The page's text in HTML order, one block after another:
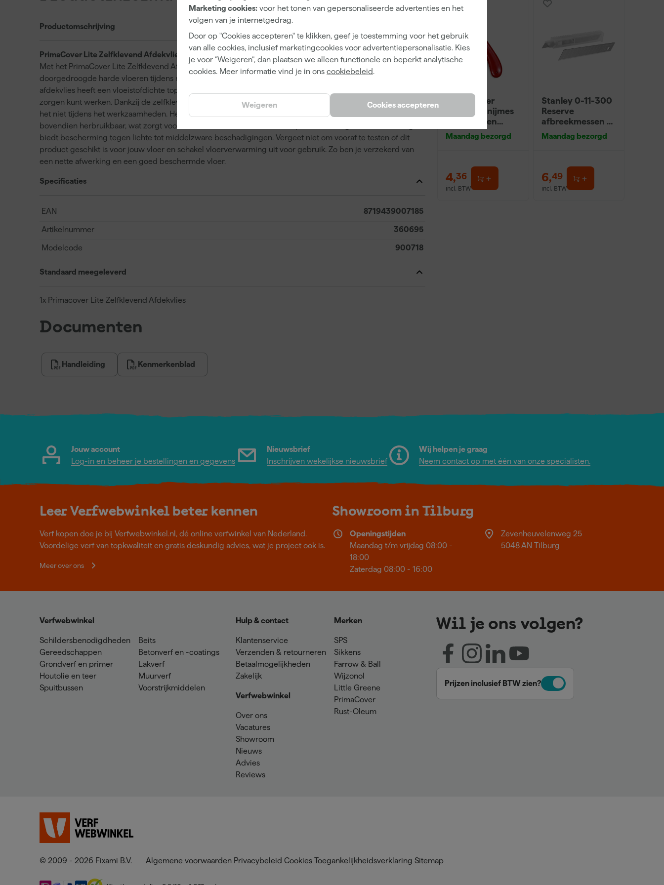
Marketing cookies: voor het tonen van gepersonaliseerde advertenties en het
volgen van je internetgedrag.
Door op "Cookies accepteren" te klikken, geef je toestemming voor het gebruik
van alle cookies, inclusief marketingcookies voor advertentiepersonalisatie. Kies
je voor "Weigeren", dan plaatsen we alleen functionele en beperkt analytische
cookies. Meer informatie vind je in ons cookiebeleid.
Cookies accepteren
Weigeren
Productomschrijving
PrimaCover Lite Zelfklevend Afdekvlies 1 x 25 m
Met het PrimaCover Lite Zelfklevend Afdekvlies 1 x 25 m zorg je voor een betrouwbare bescherming van
doorgedroogde harde vloeren tijdens montage, schilderwerken en andere lichte werkzaamheden. Dit
afdekvlies heeft een vloeistofdichte toplaag die voorkomt dat verf of vuil in de vloer dringt, zodat je zonder
zorgen kunt werken. Dankzij de zelfklevende onderzijde blijft het vlies goed op zijn plek liggen en verschuift
het niet tijdens het werkzaamheden. Het materiaal is gemaakt van gerecyclede polyestervezels en is
bovendien herbruikbaar, wat zorgt voor een duurzamere keuze. De dempende werking van de onderlaag
biedt bescherming tegen lichte tot middelzware beschadigingen. Vergeet niet om vooraf te testen of dit
product geschikt is voor jouw vloer en schakel vloerverwarming uit voor gebruik. Zo ben je verzekerd van
een nette afwerking en een goed beschermde vloer.
Specificaties
EAN 8719439007185
Artikelnummer 360695
Modelcode 900718
Standaard meegeleverd
1x Primacover Lite Zelfklevend Afdekvlies
Documenten
Handleiding Kenmerkenblad
PrimaCover
900280 Snijmes
voor folie en
afdekvlies
Maandag bezorgd
4,36
incl. BTW
Stanley 0-11-300
Reserve
afbreekmessen -
9mm (10st)
Maandag bezorgd
6,49
incl. BTW
Jouw account
Log-in en beheer je bestellingen en gegevens
Nieuwsbrief
Inschrijven wekelijkse nieuwsbrief
Wij helpen je graag
Neem contact op met één van onze specialisten.
Leer Verfwebwinkel beter kennen
Verf kopen doe je bij Verfwebwinkel.nl, dé online verfwinkel van Nederland.
Voordelige verf van topkwaliteit en gratis deskundig advies, wat je project ook is.
Meer over ons
Showroom in Tilburg
Openingstijden
Maandag t/m vrijdag 08:00 -
18:00
Zaterdag 08:00 - 16:00
Zevenheuvelenweg 25
5048 AN Tilburg
Verfwebwinkel
Schildersbenodigdheden
Gereedschappen
Grondverf en primer
Houtolie en teer
Spuitbussen
Beits
Betonverf en -coatings
Lakverf
Muurverf
Voorstrijkmiddelen
Hulp & contact
Klantenservice
Verzenden & retourneren
Betaalmogelijkheden
Zakelijk
Verfwebwinkel
Over ons
Vacatures
Showroom
Nieuws
Advies
Reviews
Merken
SPS
Sikkens
Farrow & Ball
Wijzonol
Little Greene
PrimaCover
Rust-Oleum
Wil je ons volgen?
Prijzen inclusief BTW zien?
© 2009 - 2026 Fixami B.V. Algemene voorwaarden Privacybeleid Cookies Toegankelijkheidsverklaring Sitemap